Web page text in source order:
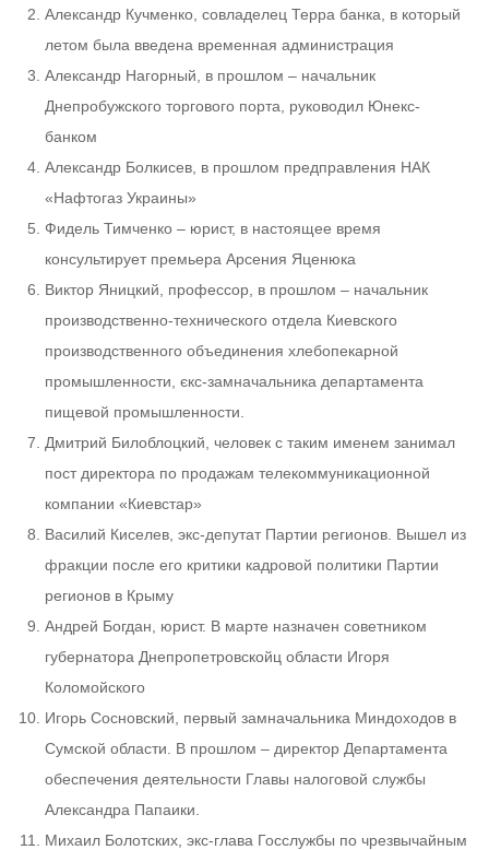
Александр Кучменко, совладелец Терра банка, в который
летом была введена временная администрация
Александр Нагорный, в прошлом – начальник
Днепробужского торгового порта, руководил Юнекс-
банком
Александр Болкисев, в прошлом предправления НАК
«Нафтогаз Украины»
Фидель Тимченко – юрист, в настоящее время
консультирует премьера Арсения Яценюка
Виктор Яницкий, профессор, в прошлом – начальник
производственно-технического отдела Киевского
производственного объединения хлебопекарной
промышленности, єкс-замначальника департамента
пищевой промышленности.
Дмитрий Билоблоцкий, человек с таким именем занимал
пост директора по продажам телекоммуникационной
компании «Киевстар»
Василий Киселев, экс-депутат Партии регионов. Вышел из
фракции после его критики кадровой политики Партии
регионов в Крыму
Андрей Богдан, юрист. В марте назначен советником
губернатора Днепропетровскойц области Игоря
Коломойского
Игорь Сосновский, первый замначальника Миндоходов в
Сумской области. В прошлом – директор Департамента
обеспечения деятельности Главы налоговой службы
Александра Папаики.
Михаил Болотских, экс-глава Госслужбы по чрезвычайным